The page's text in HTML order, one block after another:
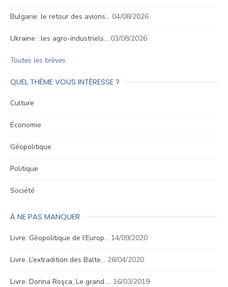
Bulgarie: le retour des avions… 04/08/2026
Ukraine : les agro-industriels… 03/08/2026
Toutes les brèves
QUEL THÈME VOUS INTÉRESSE ?
Culture
Économie
Géopolitique
Politique
Société
À NE PAS MANQUER
Livre. Géopolitique de l’Europ… 14/09/2020
Livre. L’extradition des Balte… 28/04/2020
Livre. Dorina Roşca, Le grand … 16/03/2019